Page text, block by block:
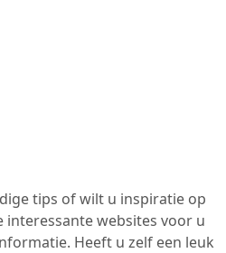
tips of wilt u inspiratie op
interessante websites voor u
Heeft u zelf een leuk